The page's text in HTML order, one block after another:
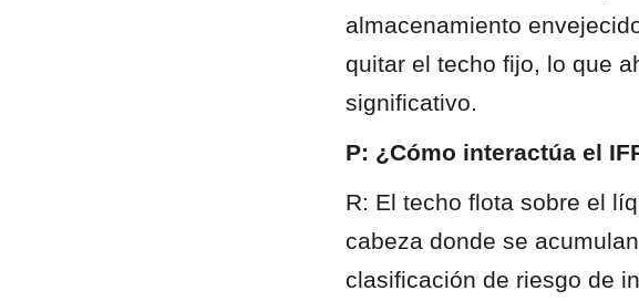
almacenamiento
quitar el techo fijo, lo que
significativo.
P: ¿Cómo interactúa el
R: El techo flota sobre el
cabeza donde se
clasificación de riesgo de